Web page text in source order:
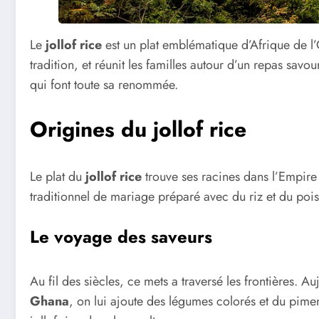
Lejollof riceest un plat emblématique d’Afrique de
tradition, et réunit les familles autour d’un repas
qui font toute sa renommée.
Origines du jollof rice
Le plat du jollof ricetrouve ses racines dans
traditionnel de mariage préparé avec du riz et du
Le voyage des saveurs
Au fil des siècles, ce mets a traversé les frontières.
Ghana, on lui ajoute des légumes colorés et du